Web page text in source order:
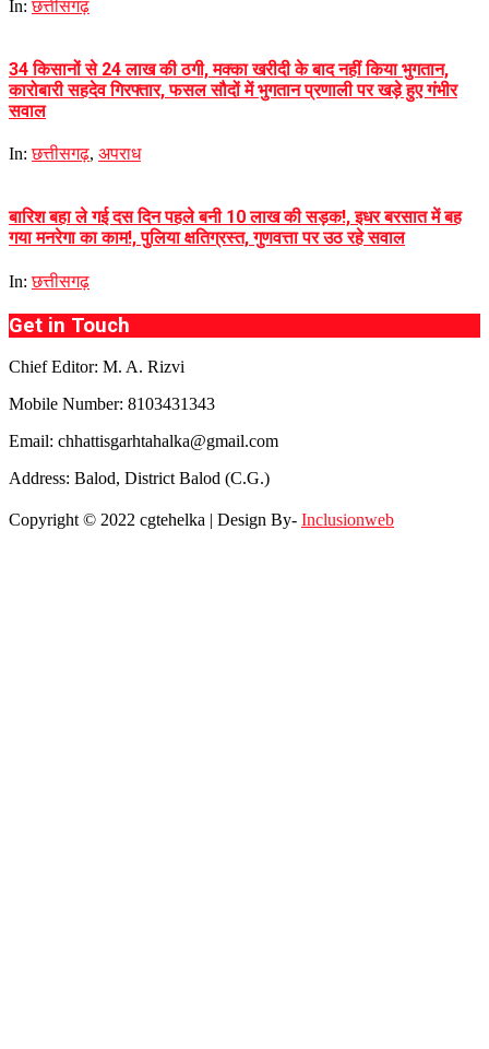
In: छत्तीसगढ़
34 किसानों से 24 लाख की ठगी, मक्का खरीदी के बाद नहीं किया भुगतान,
कारोबारी सहदेव गिरफ्तार, फसल सौदों में भुगतान प्रणाली पर खड़े हुए गंभीर
सवाल
In: छत्तीसगढ़, अपराध
बारिश बहा ले गई दस दिन पहले बनी 10 लाख की सड़क!, इधर बरसात में बह
गया मनरेगा का काम!, पुलिया क्षतिग्रस्त, गुणवत्ता पर उठ रहे सवाल
In: छत्तीसगढ़
Get in Touch
Chief Editor: M. A. Rizvi
Mobile Number: 8103431343
Email: chhattisgarhtahalka@gmail.com
Address: Balod, District Balod (C.G.)
Copyright © 2022 cgtehelka | Design By- Inclusionweb